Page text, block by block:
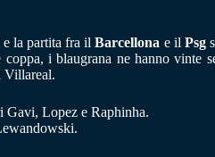
e la partita fra ilBarcellona e il Psg
i blaugrana ne hanno vinte
Villareal.
Gavi, Lopez e Raphinha.